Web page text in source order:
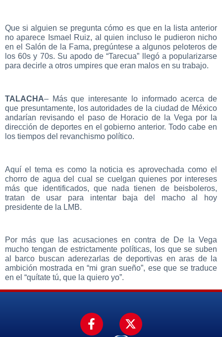
Que si alguien se pregunta cómo es que en la lista anterior
no aparece Ismael Ruiz, al quien incluso le pudieron nicho
en el Salón de la Fama, pregúntese a algunos peloteros de
los 60s y 70s. Su apodo de “Tarecua” llegó a popularizarse
para decirle a otros umpires que eran malos en su trabajo.
TALACHA– Más que interesante lo informado acerca de
que presuntamente, los autoridades de la ciudad de México
andarían revisando el paso de Horacio de la Vega por la
dirección de deportes en el gobierno anterior. Todo cabe en
los tiempos del revanchismo político.
Aquí el tema es como la noticia es aprovechada como el
chorro de agua del cual se cuelgan quienes por intereses
más que identificados, que nada tienen de beisboleros,
tratan de usar para intentar baja del macho al hoy
presidente de la LMB.
Por más que las acusaciones en contra de De la Vega
mucho tengan de estrictamente políticas, los que se suben
al barco buscan aderezarlas de deportivas en aras de la
ambición mostrada en “mi gran sueño”, ese que se traduce
en el “quítate tú, que la quiero yo”.